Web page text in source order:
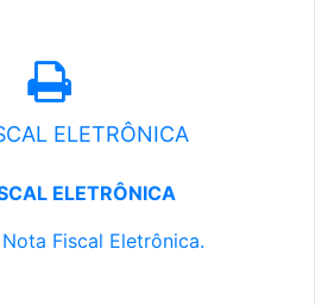
ELETRÔNICA
ELETRÔNICA
Fiscal Eletrônica.